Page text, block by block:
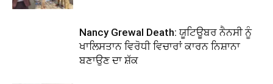
Nancy Grewal Death: ਯੂਟਿਊਬਰ ਨੈਨਸੀ ਨੂੰ
ਖਾਲਿਸਤਾਨ ਵਿਰੋਧੀ ਵਿਚਾਰਾਂ ਕਾਰਨ ਨਿਸ਼ਾਨਾ
ਬਣਾਉਣ ਦਾ ਸ਼ੱਕ